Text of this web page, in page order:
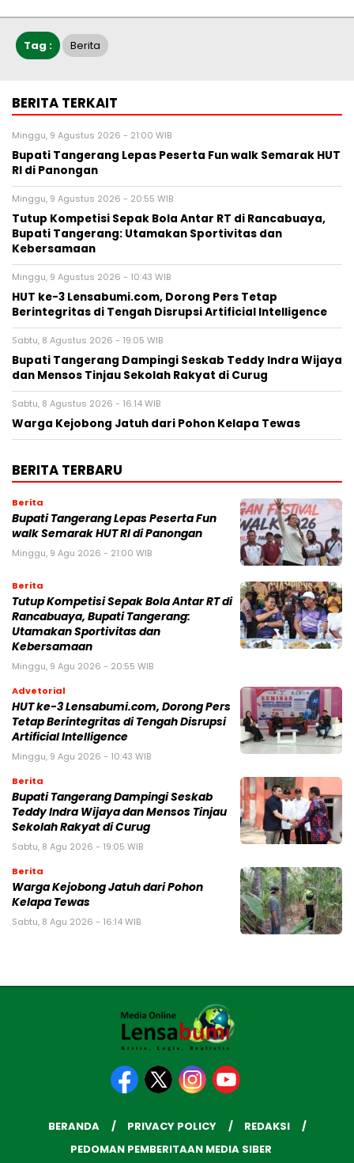
Tag : Berita
BERITA TERKAIT
Minggu, 9 Agustus 2026 - 21:00 WIB
Bupati Tangerang Lepas Peserta Fun walk Semarak HUT
RI di Panongan
Minggu, 9 Agustus 2026 - 20:55 WIB
Tutup Kompetisi Sepak Bola Antar RT di Rancabuaya,
Bupati Tangerang: Utamakan Sportivitas dan
Kebersamaan
Minggu, 9 Agustus 2026 - 10:43 WIB
HUT ke-3 Lensabumi.com, Dorong Pers Tetap
Berintegritas di Tengah Disrupsi Artificial Intelligence
Sabtu, 8 Agustus 2026 - 19:05 WIB
Bupati Tangerang Dampingi Seskab Teddy Indra Wijaya
dan Mensos Tinjau Sekolah Rakyat di Curug
Sabtu, 8 Agustus 2026 - 16:14 WIB
Warga Kejobong Jatuh dari Pohon Kelapa Tewas
BERITA TERBARU
Berita
Bupati Tangerang Lepas Peserta Fun
walk Semarak HUT RI di Panongan
Minggu, 9 Agu 2026 - 21:00 WIB
Berita
Tutup Kompetisi Sepak Bola Antar RT di
Rancabuaya, Bupati Tangerang:
Utamakan Sportivitas dan
Kebersamaan
Minggu, 9 Agu 2026 - 20:55 WIB
Advetorial
HUT ke-3 Lensabumi.com, Dorong Pers
Tetap Berintegritas di Tengah Disrupsi
Artificial Intelligence
Minggu, 9 Agu 2026 - 10:43 WIB
Berita
Bupati Tangerang Dampingi Seskab
Teddy Indra Wijaya dan Mensos Tinjau
Sekolah Rakyat di Curug
Sabtu, 8 Agu 2026 - 19:05 WIB
Berita
Warga Kejobong Jatuh dari Pohon
Kelapa Tewas
Sabtu, 8 Agu 2026 - 16:14 WIB
BERANDA PRIVACY POLICY
REDAKSI
PEDOMAN PEMBERITAAN MEDIA SIBER